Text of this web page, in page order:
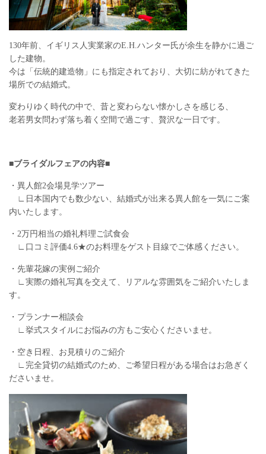
130年前、イギリス人実業家のE.H.ハンター氏が余生を静かに過ご
した建物。
今は「伝統的建造物」にも指定されており、大切に紡がれてきた
場所での結婚式。
変わりゆく時代の中で、昔と変わらない懐かしさを感じる、
老若男女問わず落ち着く空間で過ごす、贅沢な一日です。
■ブライダルフェアの内容■
・異人館2会場見学ツアー
∟日本国内でも数少ない、結婚式が出来る異人館を一気にご案
内いたします。
・2万円相当の婚礼料理ご試食会
∟口コミ評価4.6★のお料理をゲスト目線でご体感ください。
・先輩花嫁の実例ご紹介
∟実際の婚礼写真を交えて、リアルな雰囲気をご紹介いたしま
す。
・プランナー相談会
∟挙式スタイルにお悩みの方もご安心くださいませ。
・空き日程、お見積りのご紹介
∟完全貸切の結婚式のため、ご希望日程がある場合はお急ぎく
ださいませ。